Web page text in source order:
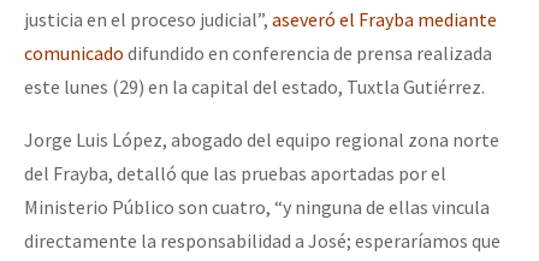
justicia en el proceso judicial”, aseveró el Frayba mediante
comunicado difundido en conferencia de prensa realizada
este lunes (29) en la capital del estado, Tuxtla Gutiérrez.
Jorge Luis López, abogado del equipo regional zona norte
del Frayba, detalló que las pruebas aportadas por el
Ministerio Público son cuatro, “y ninguna de ellas vincula
directamente la responsabilidad a José; esperaríamos que